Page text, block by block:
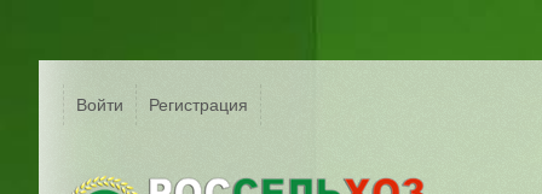
Войти Регистрация